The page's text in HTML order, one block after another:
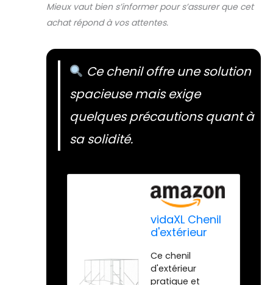
Mieux vaut bien s’informer pour s’assurer que cet
achat répond à vos attentes.
Ce chenil offre une solution
spacieuse mais exige
quelques précautions quant à
sa solidité.
vidaXL Chenil
d'extérieur
argenté 2x6x2
m Acier
Ce chenil
d'extérieur
pratique et